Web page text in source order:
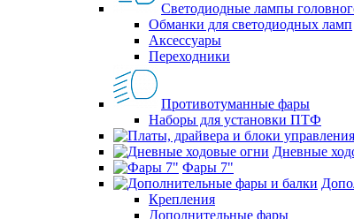
Светодиодные лампы
Обманки для светодиодных ламп
Аксессуары
Переходники
Противотуманные фары
Наборы для установки ПТФ
Дневные
Фары 7"
Крепления
Дополнительные фары